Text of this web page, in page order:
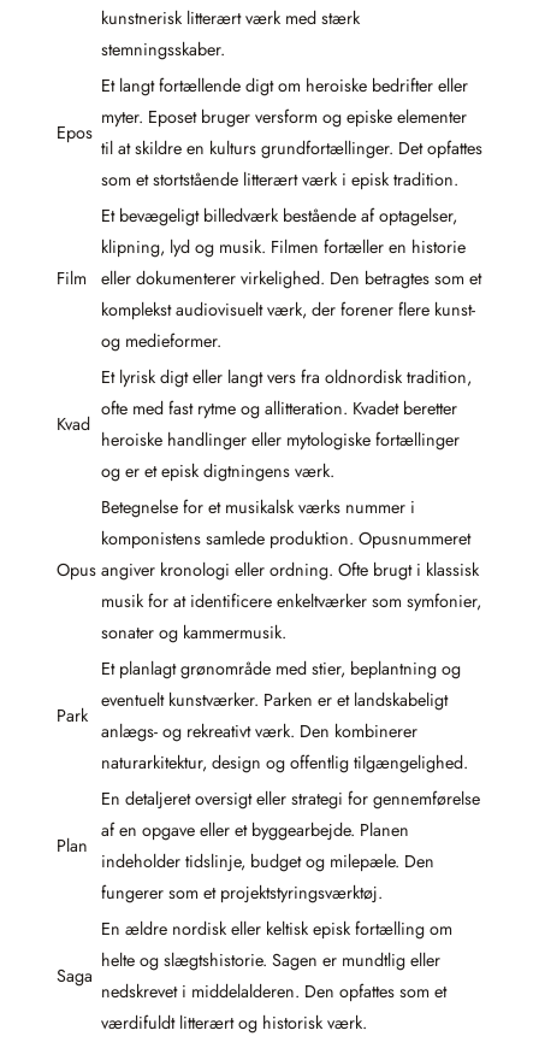
kunstnerisk litterært værk med stærk
stemningsskaber.
Epos
Et langt fortællende digt om heroiske bedrifter eller
myter. Eposet bruger versform og episke elementer
til at skildre en kulturs grundfortællinger. Det opfattes
som et stortstående litterært værk i episk tradition.
Film
Et bevægeligt billedværk bestående af optagelser,
klipning, lyd og musik. Filmen fortæller en historie
eller dokumenterer virkelighed. Den betragtes som et
komplekst audiovisuelt værk, der forener flere kunst-
og medieformer.
Kvad
Et lyrisk digt eller langt vers fra oldnordisk tradition,
ofte med fast rytme og allitteration. Kvadet beretter
heroiske handlinger eller mytologiske fortællinger
og er et episk digtningens værk.
Opus
Betegnelse for et musikalsk værks nummer i
komponistens samlede produktion. Opusnummeret
angiver kronologi eller ordning. Ofte brugt i klassisk
musik for at identificere enkeltværker som symfonier,
sonater og kammermusik.
Park
Et planlagt grønområde med stier, beplantning og
eventuelt kunstværker. Parken er et landskabeligt
anlægs- og rekreativt værk. Den kombinerer
naturarkitektur, design og offentlig tilgængelighed.
Plan
En detaljeret oversigt eller strategi for gennemførelse
af en opgave eller et byggearbejde. Planen
indeholder tidslinje, budget og milepæle. Den
fungerer som et projektstyringsværktøj.
Saga
En ældre nordisk eller keltisk episk fortælling om
helte og slægtshistorie. Sagen er mundtlig eller
nedskrevet i middelalderen. Den opfattes som et
værdifuldt litterært og historisk værk.